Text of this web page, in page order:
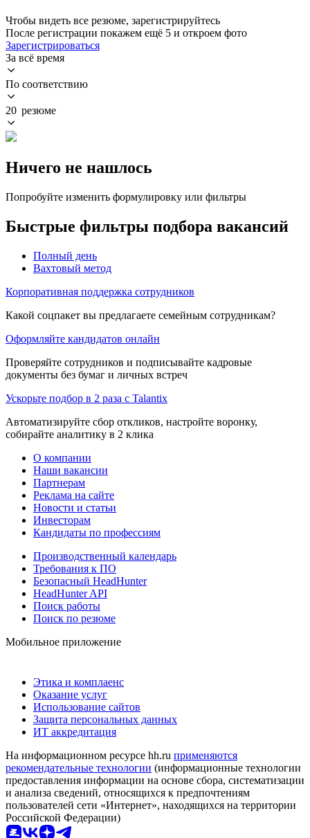
Чтобы видеть все резюме, зарегистрируйтесь
После регистрации покажем ещё 5 и откроем фото
Зарегистрироваться
За всё время
По соответствию
20 резюме
Ничего не нашлось
Попробуйте изменить формулировку или фильтры
Быстрые фильтры подбора вакансий
Полный день
Вахтовый метод
Корпоративная поддержка сотрудников
Какой соцпакет вы предлагаете семейным сотрудникам?
Оформляйте кандидатов онлайн
Проверяйте сотрудников и подписывайте кадровые
документы без бумаг и личных встреч
Ускорьте подбор в 2 раза с Talantix
Автоматизируйте сбор откликов, настройте воронку,
собирайте аналитику в 2 клика
О компании
Наши вакансии
Партнерам
Реклама на сайте
Новости и статьи
Инвесторам
Кандидаты по профессиям
Производственный календарь
Требования к ПО
Безопасный HeadHunter
HeadHunter API
Поиск работы
Поиск по резюме
Мобильное приложение
Этика и комплаенс
Оказание услуг
Использование сайтов
Защита персональных данных
ИТ аккредитация
На информационном ресурсе hh.ru применяются
рекомендательные технологии (информационные технологии
предоставления информации на основе сбора, систематизации
и анализа сведений, относящихся к предпочтениям
пользователей сети «Интернет», находящихся на территории
Российской Федерации)